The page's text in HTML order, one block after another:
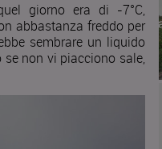
giorno era di -7°C,
abbastanza freddo per
sembrare un liquido
non vi piacciono sale,